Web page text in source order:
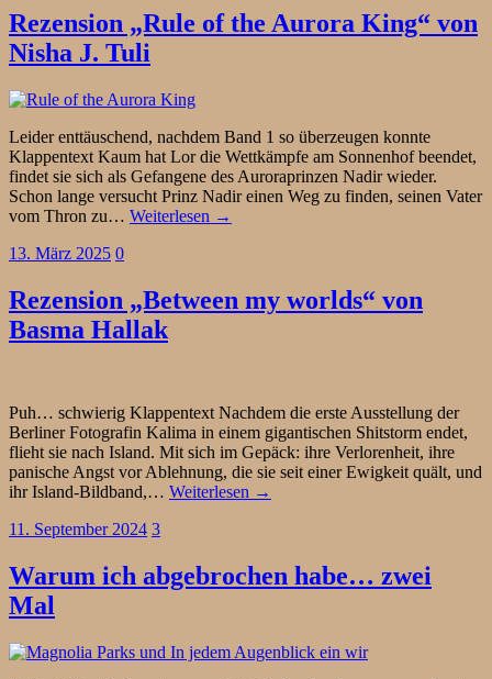
Rezension „Rule of the Aurora King“ von
Nisha J. Tuli
Leider enttäuschend, nachdem Band 1 so überzeugen konnte
Klappentext Kaum hat Lor die Wettkämpfe am Sonnenhof beendet,
findet sie sich als Gefangene des Auroraprinzen Nadir wieder.
Schon lange versucht Prinz Nadir einen Weg zu finden, seinen Vater
vom Thron zu… Weiterlesen →
13. März 2025 0
Rezension „Between my worlds“ von
Basma Hallak
Puh… schwierig Klappentext Nachdem die erste Ausstellung der
Berliner Fotografin Kalima in einem gigantischen Shitstorm endet,
flieht sie nach Island. Mit sich im Gepäck: ihre Verlorenheit, ihre
panische Angst vor Ablehnung, die sie seit einer Ewigkeit quält, und
ihr Island-Bildband,… Weiterlesen →
11. September 2024 3
Warum ich abgebrochen habe… zwei
Mal